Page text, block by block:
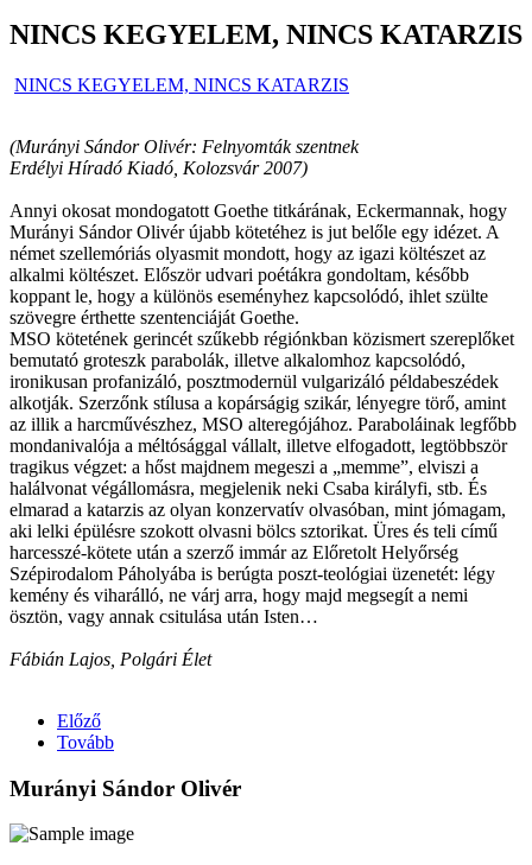
NINCS KEGYELEM, NINCS KATARZIS
NINCS KEGYELEM, NINCS KATARZIS
(Murányi Sándor Olivér: Felnyomták szentnek
Erdélyi Híradó Kiadó, Kolozsvár 2007)
Annyi okosat mondogatott Goethe titkárának, Eckermannak, hogy
Murányi Sándor Olivér újabb kötetéhez is jut belőle egy idézet. A
német szellemóriás olyasmit mondott, hogy az igazi költészet az
alkalmi költészet. Először udvari poétákra gondoltam, később
koppant le, hogy a különös eseményhez kapcsolódó, ihlet szülte
szövegre érthette szentenciáját Goethe.
MSO kötetének gerincét szűkebb régiónkban közismert szereplőket
bemutató groteszk parabolák, illetve alkalomhoz kapcsolódó,
ironikusan profanizáló, posztmodernül vulgarizáló példabeszédek
alkotják. Szerzőnk stílusa a kopárságig szikár, lényegre törő, amint
az illik a harcművészhez, MSO alteregójához. Paraboláinak legfőbb
mondanivalója a méltósággal vállalt, illetve elfogadott, legtöbbször
tragikus végzet: a hőst majdnem megeszi a „memme”, elviszi a
halálvonat végállomásra, megjelenik neki Csaba királyfi, stb. És
elmarad a katarzis az olyan konzervatív olvasóban, mint jómagam,
aki lelki épülésre szokott olvasni bölcs sztorikat. Üres és teli című
harcesszé-kötete után a szerző immár az Előretolt Helyőrség
Szépirodalom Páholyába is berúgta poszt-teológiai üzenetét: légy
kemény és viharálló, ne várj arra, hogy majd megsegít a nemi
ösztön, vagy annak csitulása után Isten…
Fábián Lajos, Polgári Élet
Előző
Tovább
Murányi Sándor Olivér